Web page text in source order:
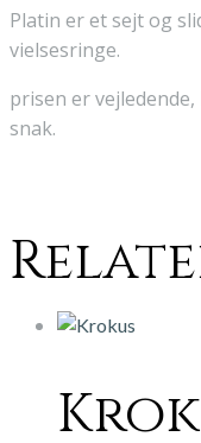
Platin er et sejt og
vielsesringe.
prisen er
snak.